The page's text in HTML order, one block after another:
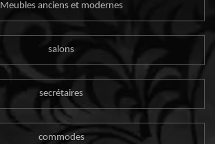
Meubles anciens et modernes
salons
secrétaires
commodes